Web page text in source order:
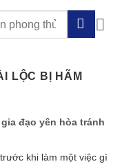
LỘC BỊ HÃM
đạo yên hòa tránh
khi làm một việc gì